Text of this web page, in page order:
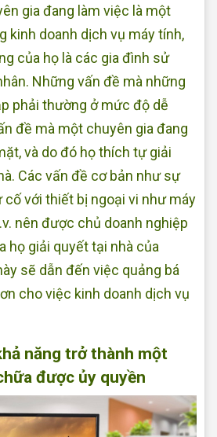
gia đang làm việc là một
kinh doanh dịch vụ máy tính,
của họ là các gia đình sử
Những vấn đề mà những
phải thường ở mức độ dễ
đề mà một chuyên gia đang
và do đó họ thích tự giải
Các vấn đề cơ bản như sự
cố với thiết bị ngoại vi như máy
nên được chủ doanh nghiệp
họ giải quyết tại nhà của
sẽ dẫn đến việc quảng bá
cho việc kinh doanh dịch vụ
năng trở thành một
được ủy quyền